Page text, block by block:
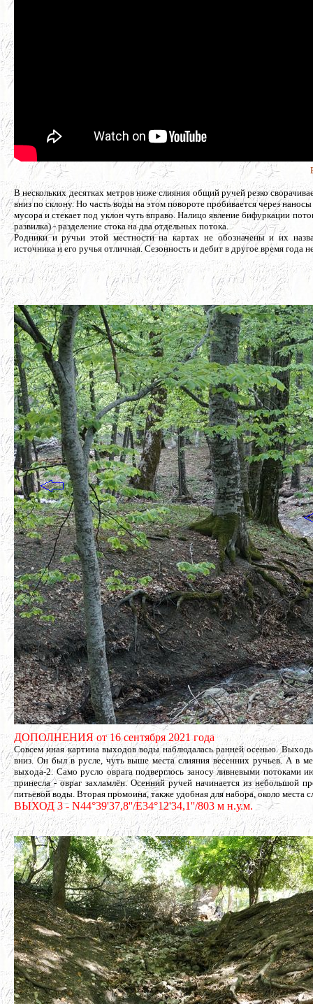
В нескольких десятках метров ниже слияния общий ручей резко
вниз по склону. Но часть воды на этом повороте пробивается через
мусора и стекает под уклон чуть вправо. Налицо явление бифуркации
развилка) - разделение стока на два отдельных потока.
Родники и ручьи этой местности на картах не обозначены и их
источника и его ручья отличная. Сезонность и дебит в другое время года
ДОПОЛНЕНИЯ от 16 сентября 2021 года
Совсем иная картина выходов воды наблюдалась ранней осенью.
вниз. Он был в русле, чуть выше места слияния весенних ручьев. А в
выхода-2. Само русло оврага подверглось заносу ливневыми
принесла - овраг захламлён. Осенний ручей начинается из небольшой
питьевой воды. Вторая промоина, также удобная для набора, около места
ВЫХОД 3 - N44°39'37,8''/E34°12'34,1''/803 м н.у.м.